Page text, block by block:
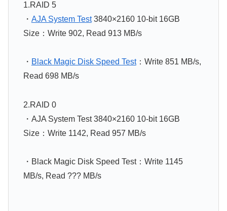
1.RAID 5
・ AJA System Test3840×2160 10-bit 16GB
Size：Write 902, Read 913 MB/s
・ Black Magic Disk Speed Test：Write 851 MB/s,
Read 698 MB/s
2.RAID 0
・AJA System Test 3840×2160 10-bit 16GB
Size：Write 1142, Read 957 MB/s
・Black Magic Disk Speed Test：Write 1145
MB/s, Read ??? MB/s